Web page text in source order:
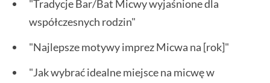
"Tradycje Bar/Bat Micwy wyjaśnione dla
współczesnych rodzin"
"Najlepsze motywy imprez Micwa na [rok]"
"Jak wybrać idealne miejsce na micwę w